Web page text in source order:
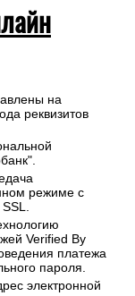
на
реквизитов
режиме с
Verified By
платежа
пароля.
электронной